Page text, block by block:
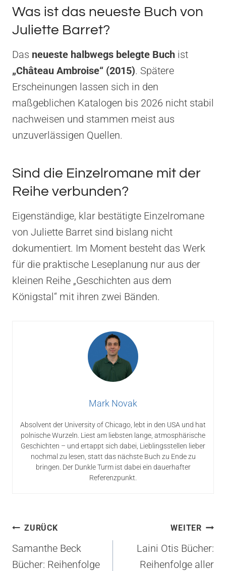
Was ist das neueste Buch von
Juliette Barret?
Das neueste halbwegs belegte Buch ist
„Château Ambroise“ (2015). Spätere
Erscheinungen lassen sich in den
maßgeblichen Katalogen bis 2026 nicht stabil
nachweisen und stammen meist aus
unzuverlässigen Quellen.
Sind die Einzelromane mit der
Reihe verbunden?
Eigenständige, klar bestätigte Einzelromane
von Juliette Barret sind bislang nicht
dokumentiert. Im Moment besteht das Werk
für die praktische Leseplanung nur aus der
kleinen Reihe „Geschichten aus dem
Königstal“ mit ihren zwei Bänden.
Mark Novak
Absolvent der University of Chicago, lebt in den USA und hat
polnische Wurzeln. Liest am liebsten lange, atmosphärische
Geschichten – und ertappt sich dabei, Lieblingsstellen lieber
nochmal zu lesen, statt das nächste Buch zu Ende zu
bringen. Der Dunkle Turm ist dabei ein dauerhafter
Referenzpunkt.
Beitragsnavigation
ZURÜCK
Samanthe Beck
Bücher: Reihenfolge
WEITER
Laini Otis Bücher:
Reihenfolge aller